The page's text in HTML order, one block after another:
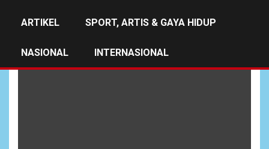
ARTIKEL SPORT, ARTIS & GAYA HIDUP
NASIONAL INTERNASIONAL
Junianto